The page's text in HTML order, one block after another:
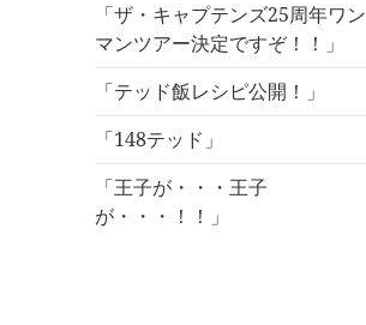
「ザ・キャプテンズ25周年ワン
マンツアー決定ですぞ！！」
「テッド飯レシピ公開！」
「148テッド」
「王子が・・・王子
が・・・！！」